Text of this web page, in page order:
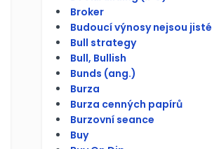
Broker
Budoucí výnosy nejsou jisté
Bull strategy
Bull, Bullish
Bunds (ang.)
Burza
Burza cenných papírů
Burzovní seance
Buy